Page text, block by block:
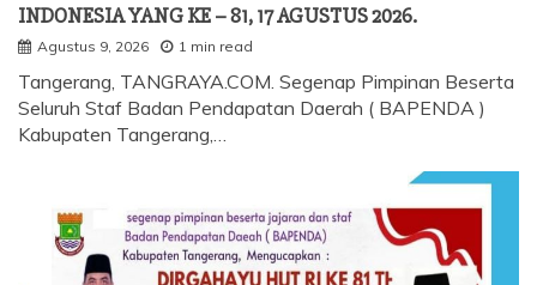
INDONESIA YANG KE – 81, 17 AGUSTUS 2026.
Agustus 9, 2026 1 min read
Tangerang, TANGRAYA.COM. Segenap Pimpinan Beserta
Seluruh Staf Badan Pendapatan Daerah ( BAPENDA )
Kabupaten Tangerang,…